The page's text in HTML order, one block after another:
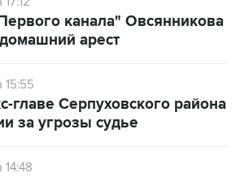
канала" Овсянникова
арест
15:55
главе Серпуховского района
за угрозы судье
14:48